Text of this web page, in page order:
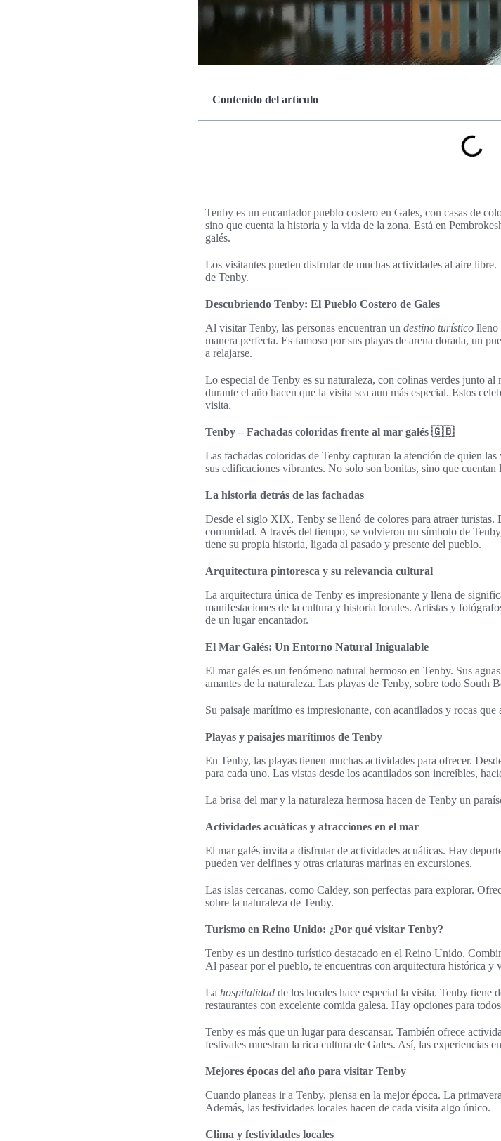
Contenido del artículo
Tenby es un encantador pueblo costero en Gales, con casas de
sino que cuenta la historia y la vida de la zona. Está en
galés.
Los visitantes pueden disfrutar de muchas actividades al aire
de Tenby.
Descubriendo Tenby: El Pueblo Costero de Gales
Al visitar Tenby, las personas encuentran un destino turístico lleno
manera perfecta. Es famoso por sus playas de arena dorada, un
a relajarse.
Lo especial de Tenby es su naturaleza, con colinas verdes junto
durante el año hacen que la visita sea aun más especial. Estos
visita.
Tenby – Fachadas coloridas frente al mar galés 🇬🇧
Las fachadas coloridas de Tenby capturan la atención de quien
sus edificaciones vibrantes. No solo son bonitas, sino que
La historia detrás de las fachadas
Desde el siglo XIX, Tenby se llenó de colores para atraer
comunidad. A través del tiempo, se volvieron un símbolo de
tiene su propia historia, ligada al pasado y presente del pueblo.
Arquitectura pintoresca y su relevancia cultural
La arquitectura única de Tenby es impresionante y llena de
manifestaciones de la cultura y historia locales. Artistas y
de un lugar encantador.
El Mar Galés: Un Entorno Natural Inigualable
El mar galés es un fenómeno natural hermoso en Tenby. Sus
amantes de la naturaleza. Las playas de Tenby, sobre todo South
Su paisaje marítimo es impresionante, con acantilados y rocas que
Playas y paisajes marítimos de Tenby
En Tenby, las playas tienen muchas actividades para ofrecer.
para cada uno. Las vistas desde los acantilados son increíbles,
La brisa del mar y la naturaleza hermosa hacen de Tenby un
Actividades acuáticas y atracciones en el mar
El mar galés invita a disfrutar de actividades acuáticas. Hay
pueden ver delfines y otras criaturas marinas en excursiones.
Las islas cercanas, como Caldey, son perfectas para explorar.
sobre la naturaleza de Tenby.
Turismo en Reino Unido: ¿Por qué visitar Tenby?
Tenby es un destino turístico destacado en el Reino Unido.
Al pasear por el pueblo, te encuentras con arquitectura histórica y
La hospitalidad de los locales hace especial la visita. Tenby tiene
restaurantes con excelente comida galesa. Hay opciones para
Tenby es más que un lugar para descansar. También ofrece
festivales muestran la rica cultura de Gales. Así, las experiencias
Mejores épocas del año para visitar Tenby
Cuando planeas ir a Tenby, piensa en la mejor época. La
Además, las festividades locales hacen de cada visita algo único.
Clima y festividades locales